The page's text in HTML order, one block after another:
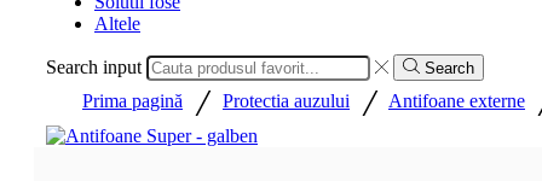
Altele
Search input Search
Prima pagină / Protectia auzului / Antifoane externe